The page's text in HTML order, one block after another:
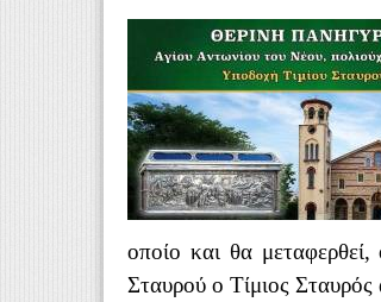
οποίο και θα
Σταυρού ο Τίμιος